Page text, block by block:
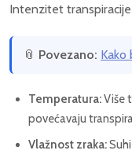
Intenzitet
📎 Povezano: Kako
Temperatura:Više
povećavaju
Vlažnost zraka: